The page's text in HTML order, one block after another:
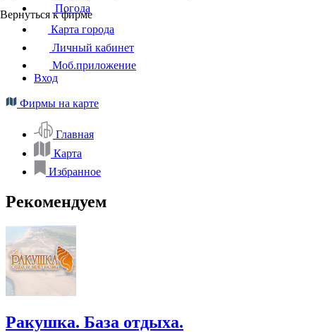
Вернуться к фирме
Погода
Карта города
Личный кабинет
Моб.приложение
Вход
Фирмы на карте
Главная
Карта
Избранное
Рекомендуем
Ракушка. База отдыха.